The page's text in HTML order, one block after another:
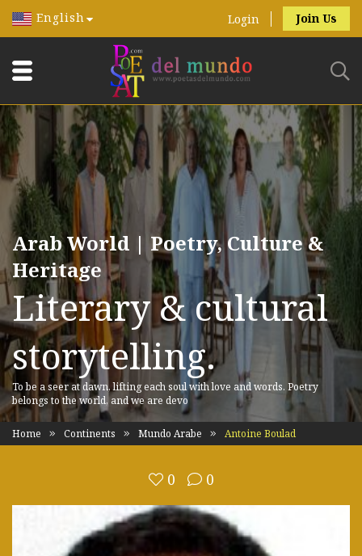
English Login Join Us
Arab World | Poetry, Culture &
Heritage
Literary & cultural
storytelling.
To be a seer at dawn, lifting each soul with love and words. Poetry
belongs to the world, and we are devo
Home Continents Mundo Arabe Antoine Boulad
0 0